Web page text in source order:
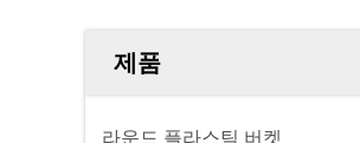
제품
라운드 플라스틱 버켓